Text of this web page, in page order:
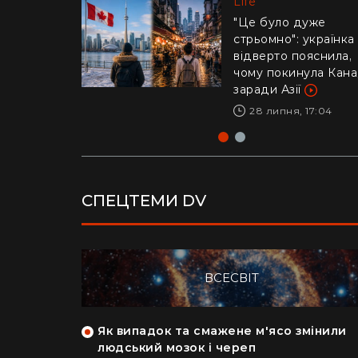
"Це було дуже
стрьомно": українка
відверто пояснила,
чому покинула
заради Азії
28 липня, 17:04
Life
Драматичне відео із
Каліфорнії: 16-річний
ризикнув життям
заради дитини –
реакція Трампа
ВСЕСВІТ
Як випадок та смажене м'ясо змінили